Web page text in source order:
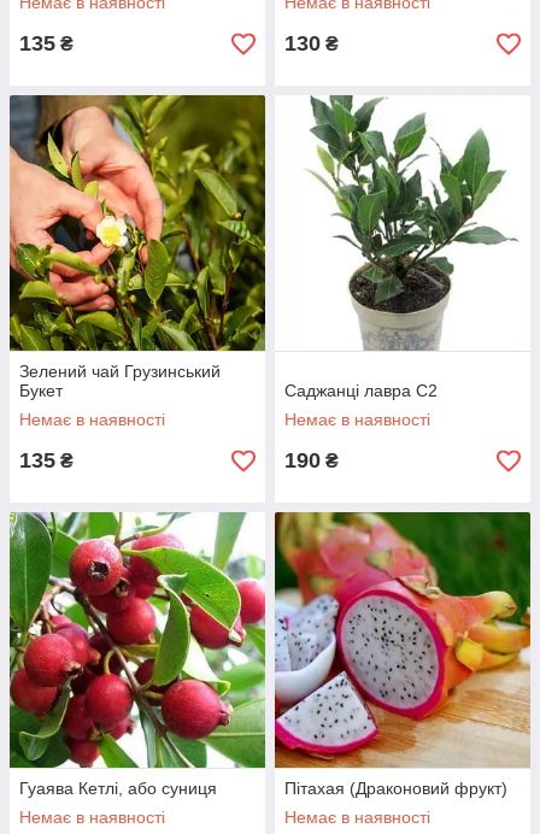
135 ₴ 130 ₴
Зелений чай Грузинський
Букет
Немає в наявності
135 ₴
Саджанці лавра С2
Немає в наявності
190 ₴
Гуаява Кетлі, або суниця
Немає в наявності
Пітахая (Драконовий фрукт)
Немає в наявності